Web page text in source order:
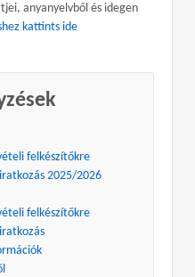
anyanyelvből és idegen
kattints ide
felkészítőkre
2025/2026
felkészítőkre